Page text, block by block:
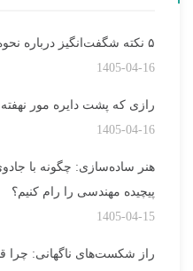
۵ نکته شگفت‌انگیز درباره نحوه ساخته شدن وسایل اطراف ما
1405-04-16
رازی که پشت دایره مور
1405-04-16
هنر ساده‌سازی: چگونه با
پیچیده مهندسی را رام کنیم؟
1405-04-15
راز شکست‌های ناگهانی: چرا